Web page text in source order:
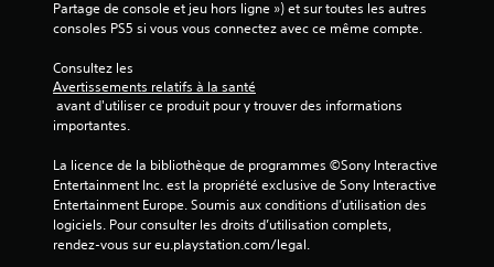
Partage de console et jeu hors ligne ») et sur toutes les autres
consoles PS5 si vous vous connectez avec ce même compte.
Consultez les
Avertissements relatifs à la santé
importantes.
La licence de la bibliothèque de programmes ©Sony Interactive
Entertainment Inc. est la propriété exclusive de Sony Interactive
Entertainment Europe. Soumis aux conditions d’utilisation des
logiciels. Pour consulter les droits d’utilisation complets,
rendez-vous sur eu.playstation.com/legal.